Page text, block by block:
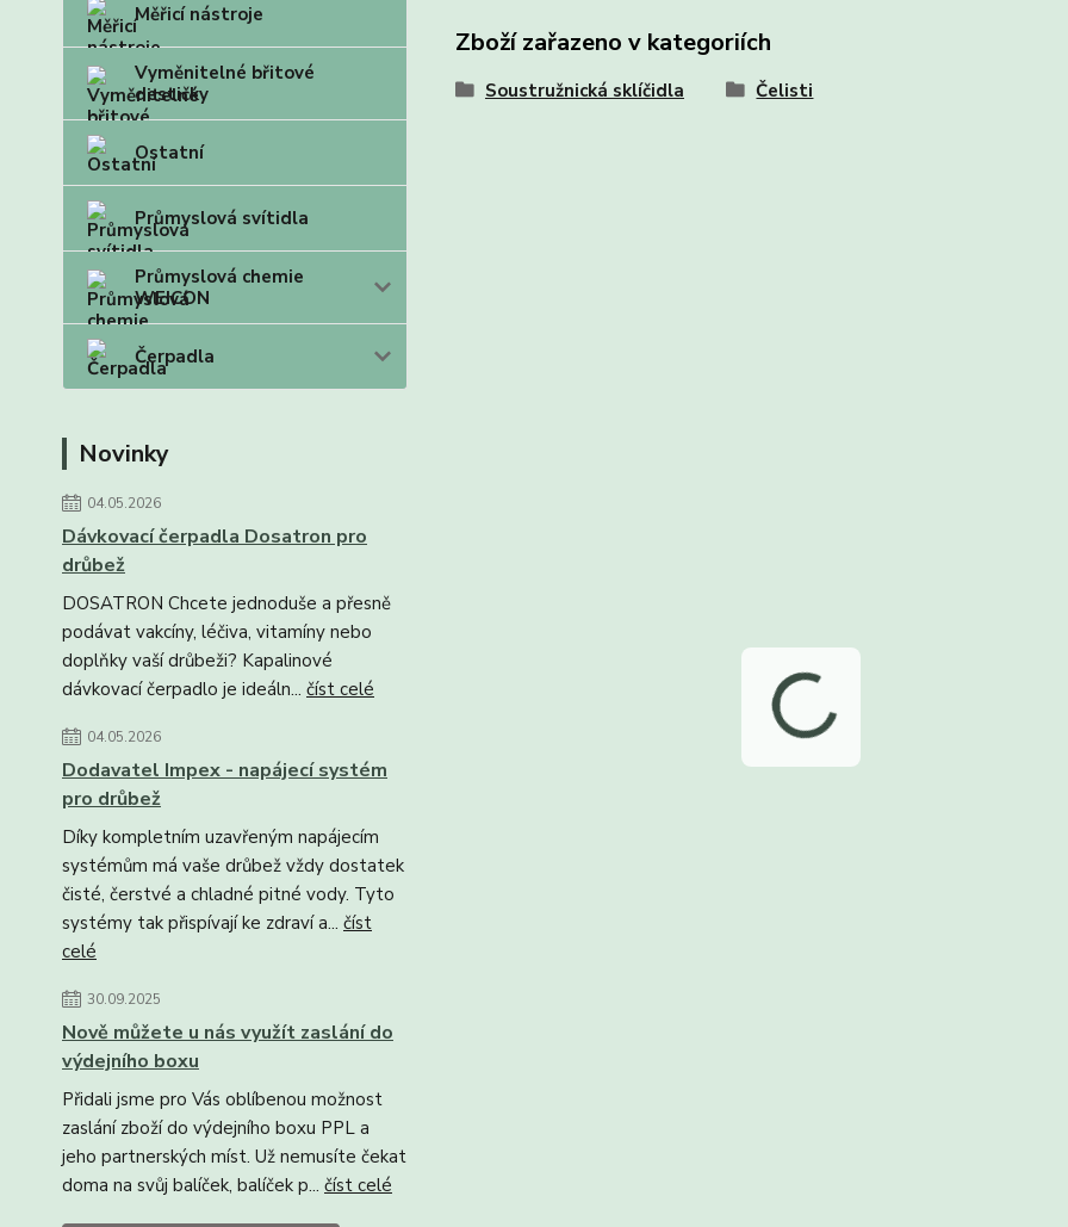
Měřicí nástroje
Vyměnitelné břitové
destičky
Ostatní
Průmyslová svítidla
Průmyslová chemie
WEICON
Čerpadla
Novinky
04.05.2026
Dávkovací čerpadla Dosatron pro
drůbež
DOSATRON Chcete jednoduše a přesně
podávat vakcíny, léčiva, vitamíny nebo
doplňky vaší drůbeži? Kapalinové
dávkovací čerpadlo je ideáln... číst celé
04.05.2026
Dodavatel Impex - napájecí systém
pro drůbež
Díky kompletním uzavřeným napájecím
systémům má vaše drůbež vždy dostatek
čisté, čerstvé a chladné pitné vody. Tyto
systémy tak přispívají ke zdraví a... číst
celé
30.09.2025
Nově můžete u nás využít zaslání do
výdejního boxu
Přidali jsme pro Vás oblíbenou možnost
zaslání zboží do výdejního boxu PPL a
jeho partnerských míst. Už nemusíte čekat
doma na svůj balíček, balíček p... číst celé
Zboží zařazeno v kategoriích
Soustružnická sklíčidla Čelisti